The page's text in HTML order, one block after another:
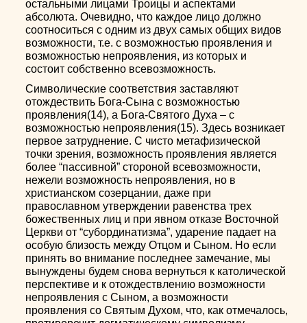
остальными лицами Троицы и аспектами
абсолюта. Очевидно, что каждое лицо должно
соотноситься с одним из двух самых общих видов
возможности, т.е. с возможностью проявления и
возможностью непроявления, из которых и
состоит собственно всевозможность.
Символические соответствия заставляют
отождествить Бога-Сына с возможностью
проявления(14), а Бога-Святого Духа – с
возможностью непроявления(15). Здесь возникает
первое затруднение. С чисто метафизической
точки зрения, возможность проявления является
более “пассивной” стороной всевозможности,
нежели возможность непроявления, но в
христианском созерцании, даже при
православном утверждении равенства трех
божественных лиц и при явном отказе Восточной
Церкви от “субординатизма”, ударение падает на
особую близость между Отцом и Сыном. Но если
принять во внимание последнее замечание, мы
вынуждены будем снова вернуться к католической
перспективе и к отождествлению возможности
непроявления с Сыном, а возможности
проявления со Святым Духом, что, как отмечалось,